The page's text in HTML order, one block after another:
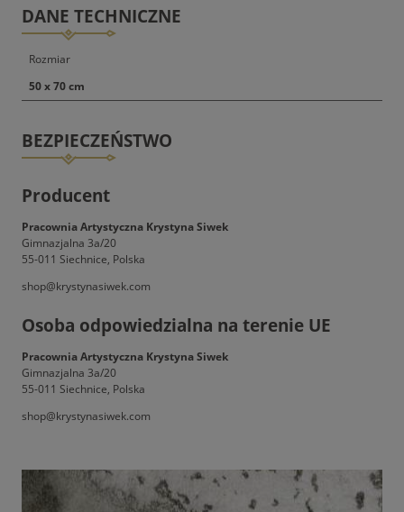
DANE TECHNICZNE
Rozmiar
50 x 70 cm
BEZPIECZEŃSTWO
Producent
Pracownia Artystyczna Krystyna Siwek
Gimnazjalna 3a/20
55-011 Siechnice, Polska
shop@krystynasiwek.com
Osoba odpowiedzialna na terenie UE
Pracownia Artystyczna Krystyna Siwek
Gimnazjalna 3a/20
55-011 Siechnice, Polska
shop@krystynasiwek.com